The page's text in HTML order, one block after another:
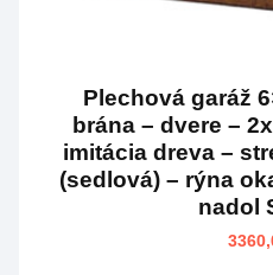
Plechová garáž
brána – dvere –
imitácia dreva –
(sedlová) – rýna
nadol